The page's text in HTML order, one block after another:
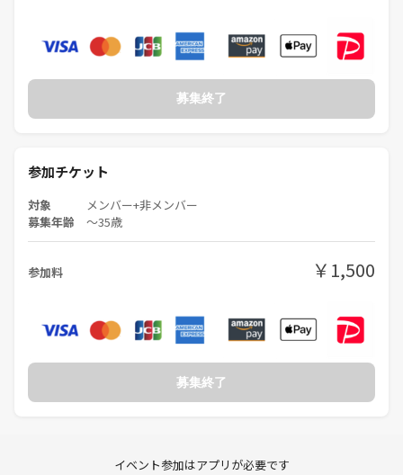
募集終了
参加チケット
対象 メンバー+非メンバー
募集年齢 〜35歳
参加料 ￥1,500
募集終了
イベント参加はアプリが必要です